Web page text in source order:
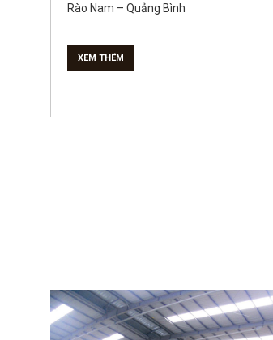
Rào Nam – Quảng Bình
XEM THÊM